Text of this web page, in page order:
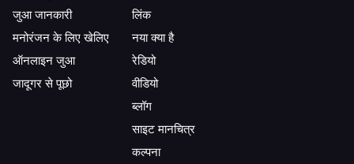
जुआ जानकारी
मनोरंजन के लिए खेलिए
ऑनलाइन जुआ
जादूगर से पूछो
लिंक
नया क्या है
रेडियो
वीडियो
ब्लॉग
साइट मानचित्र
कल्पना